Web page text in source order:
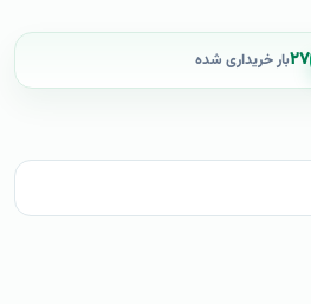
۲۷بار خریداری شده